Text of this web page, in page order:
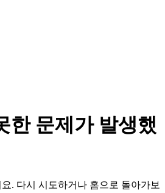
한 문제가 발생했
. 다시 시도하거나 홈으로 돌아가보